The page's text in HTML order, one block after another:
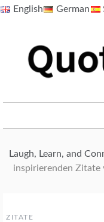
SkipEnglish German
Laugh, Learn, and
inspirierenden Zitate
ZITATE